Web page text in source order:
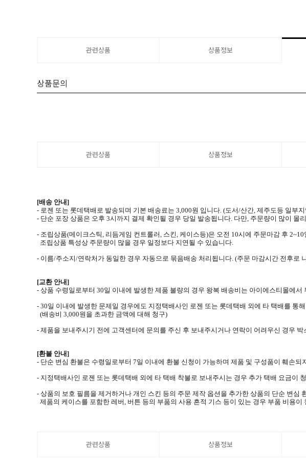
관련상품 상품정보
상품문의
관련상품 상품정보
[배송 안내]
- 로젠 또는 롯데택배로 발송되며 기본 배송료는 3,000원 입니다. (도서/산간, 제주도등 일부
- 단순 포장 상품은 오후 3시까지 결제 확인될 경우 당일 발송됩니다. 다만, 주문량이 많이
- 조립상품(메이크스틱, 리듬게임 컨트롤러, 스킨, 케이스등)은 오전 10시에 주문마감 후
조립상품 특성상 주문량이 많을 경우 일정보다 지연될 수 있습니다.
- 이름/주소지/연락처가 동일한 경우 자동으로 묶음배송 처리됩니다. (주문 마감시간 전후로
[교환 안내]
- 상품 수령일로부터 30일 이내에 발생한 제품 불량의 경우 왕복 배송비는 아이에스티몰에
- 30일 이내에 발생한 문제일 경우에도 지정택배사인 로젠 또는 롯데택배 외에 타 택배를 통
(배송비 3,000원을 초과한 금액에 대해 청구)
- 제품을 보내주시기 전에 고객센터에 문의를 주신 후 보내주시거나 연락이 어려우신 경우
[환불 안내]
- 단순 변심 환불은 수령일로부터 7일 이내에 환불 신청이 가능하며 제품 및 구성품이 훼손되
- 지정택배사인 로젠 또는 롯데택배 외에 타 택배 착불로 보내주시는 경우 추가 택배 요금이
- 상품의 보호 필름을 제거하거나 개인 스킨 등의 주문 제작 옵션을 추가한 상품의 단순 변심
제품의 케이스를 포함한 레버, 버튼 등의 부품의 사용 흔적 기스 등이 있는 경우 부품 비용이
관련상품 상품정보